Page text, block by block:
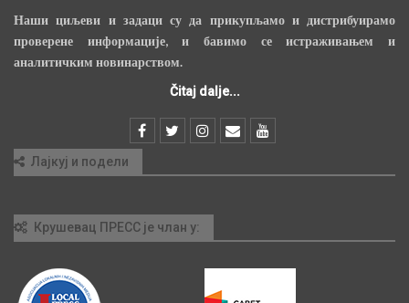
Наши циљеви и задаци су да прикупљамо и дистрибуирамо
проверене информације, и бавимо се истраживањем и
аналитичким новинарством.
Čitaj dalje...
Лајкуј и подели
Крушевац ПРЕСС је члан у: